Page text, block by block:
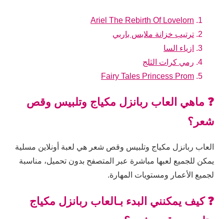
Ariel The Rebirth Of Lovelorn
ترتيب خزانة ملابس باربي
ازياء السا
رمي كرات الثلج
Fairy Tales Princess Prom
❓ ماهي العاب ربانزل مكياج وتلبيس وقص
شعر؟
العاب ربانزل مكياج وتلبيس وقص شعر هي لعبة أونلاين مسلية
يمكن للجميع لعبها مباشرة عبر المتصفح بدون تحميل، مناسبة
لجميع الأعمار ومستويات المهارة.
❓ كيف يمكنني البدء بـالعاب ربانزل مكياج